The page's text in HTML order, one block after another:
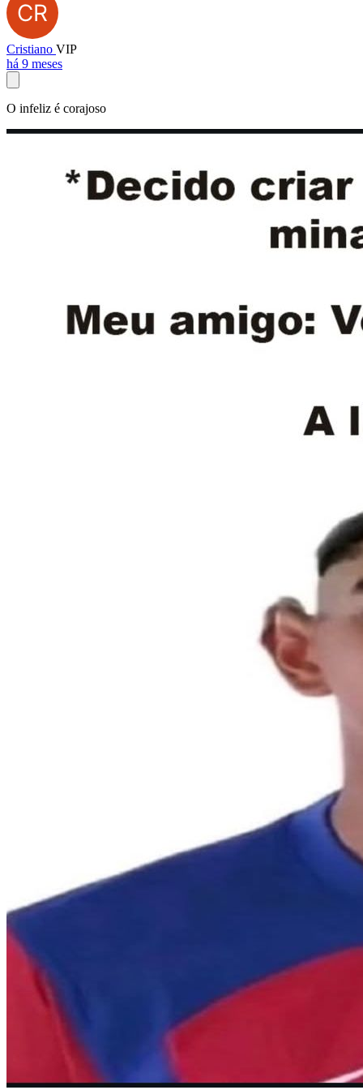
Cristiano VIP
há 9 meses
O infeliz é corajoso